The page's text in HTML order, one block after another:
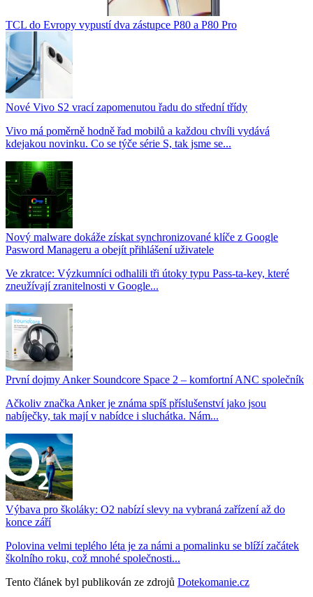
TCL do Evropy vypustí dva zástupce P80 a P80 Pro
Nové Vivo S2 vrací zapomenutou řadu do střední třídy
Vivo má poměrně hodně řad mobilů a každou chvíli vydává
kdejakou novinku. Co se týče série S, tak jsme se...
Nový malware dokáže získat synchronizované klíče z Google
Pasword Manageru a obejít přihlášení uživatele
Ve zkratce: Výzkumníci odhalili tři útoky typu Pass-ta-key, které
zneužívají zranitelnosti v Google...
První dojmy Anker Soundcore Space 2 – komfortní ANC společník
Ačkoliv značka Anker je známa spíš příslušenství jako jsou
nabíječky, tak mají v nabídce i sluchátka. Nám...
Výbava pro školáky: O2 nabízí slevy na vybraná zařízení až do
konce září
Polovina velmi teplého léta je za námi a pomalinku se blíží začátek
školního roku, což mnohé společnosti...
Tento článek byl publikován ze zdrojů Dotekomanie.cz